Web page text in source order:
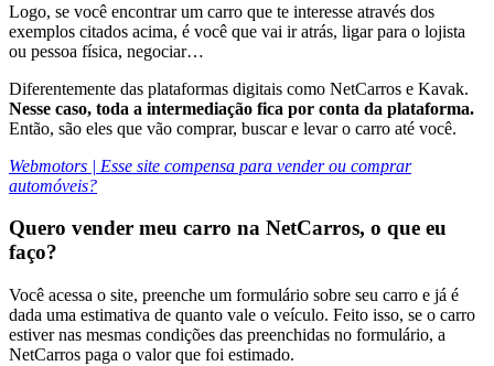
Logo, se você encontrar um carro que te interesse através dos
exemplos citados acima, é você que vai ir atrás, ligar para o lojista
ou pessoa física, negociar…
Diferentemente das plataformas digitais como NetCarros e Kavak.
Nesse caso, toda a intermediação fica por conta da plataforma.
Então, são eles que vão comprar, buscar e levar o carro até você.
Webmotors | Esse site compensa para vender ou comprar
automóveis?
Quero vender meu carro na NetCarros, o que eu
faço?
Você acessa o site, preenche um formulário sobre seu carro e já é
dada uma estimativa de quanto vale o veículo. Feito isso, se o carro
estiver nas mesmas condições das preenchidas no formulário, a
NetCarros paga o valor que foi estimado.